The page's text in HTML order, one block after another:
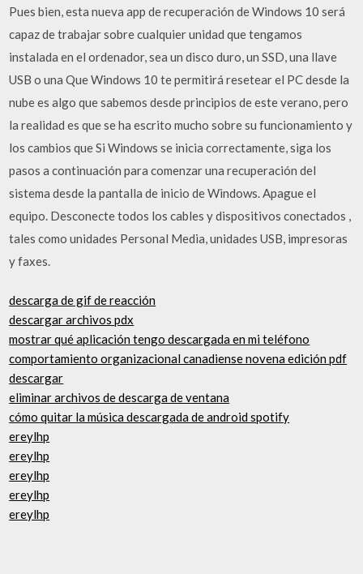
Pues bien, esta nueva app de recuperación de Windows 10 será
capaz de trabajar sobre cualquier unidad que tengamos
instalada en el ordenador, sea un disco duro, un SSD, una llave
USB o una Que Windows 10 te permitirá resetear el PC desde la
nube es algo que sabemos desde principios de este verano, pero
la realidad es que se ha escrito mucho sobre su funcionamiento y
los cambios que Si Windows se inicia correctamente, siga los
pasos a continuación para comenzar una recuperación del
sistema desde la pantalla de inicio de Windows. Apague el
equipo. Desconecte todos los cables y dispositivos conectados ,
tales como unidades Personal Media, unidades USB, impresoras
y faxes.
descarga de gif de reacción
descargar archivos pdx
mostrar qué aplicación tengo descargada en mi teléfono
comportamiento organizacional canadiense novena edición pdf
descargar
eliminar archivos de descarga de ventana
cómo quitar la música descargada de android spotify
ereylhp
ereylhp
ereylhp
ereylhp
ereylhp